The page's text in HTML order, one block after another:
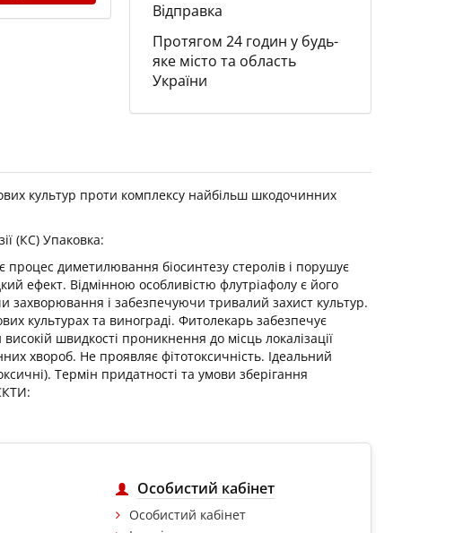
Відправка
Протягом 24 годин у будь-
яке місто та область
України
культур проти комплексу найбільш шкодочинних
(КС) Упаковка:
процес диметилювання біосинтезу стеролів і порушує
ефект. Відмінною особливістю флутріафолу є його
захворювання і забезпечуючи тривалий захист культур.
культурах та винограді. Фитолекарь забезпечує
швидкості проникнення до місць локалізації
хвороб. Не проявляє фітотоксичність. Ідеальний
Термін придатності та умови зберігання
Особистий кабінет
Особистий кабінет